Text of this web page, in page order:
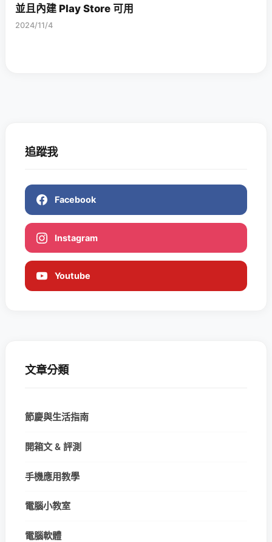
並且內建 Play Store 可用
2024/11/4
追蹤我
Facebook
Instagram
Youtube
文章分類
節慶與生活指南
開箱文 & 評測
手機應用教學
電腦小教室
電腦軟體